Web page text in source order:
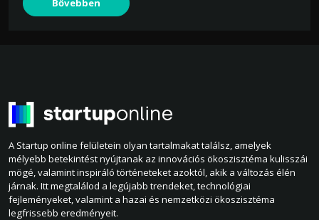
A Startup online felületein olyan tartalmakat találsz, amelyek
mélyebb betekintést nyújtanak az innovációs ökoszisztéma kulisszái
mögé, valamint inspiráló történeteket azoktól, akik a változás élén
járnak. Itt megtalálod a legújabb trendeket, technológiai
fejleményeket, valamint a hazai és nemzetközi ökoszisztéma
legfrissebb eredményeit.